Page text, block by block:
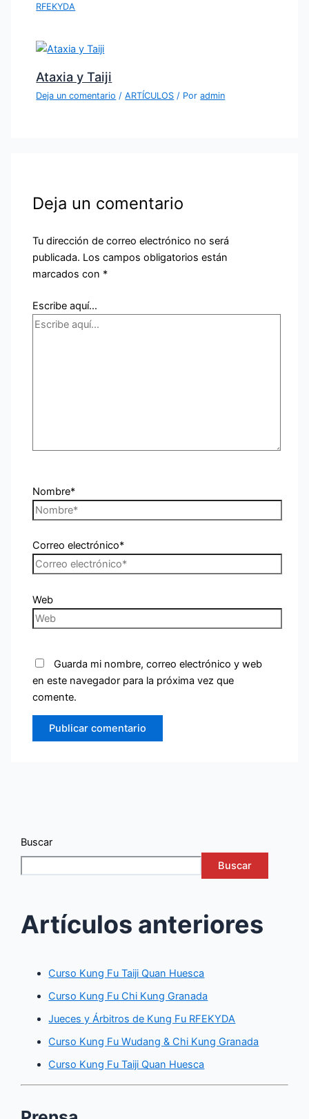
RFEKYDA
Ataxia y Taiji
Deja un comentario /ARTÍCULOS / Poradmin
Deja un comentario
Tu dirección de correo electrónico no será
publicada. Los campos obligatorios están
marcados con *
Escribe aquí...
Nombre*
Correo electrónico*
Web
Guarda mi nombre, correo electrónico y web
en este navegador para la próxima vez que
comente.
Buscar
Buscar
Artículos anteriores
Curso Kung Fu Taiji Quan Huesca
Curso Kung Fu Chi Kung Granada
Jueces y Árbitros de Kung Fu RFEKYDA
Curso Kung Fu Wudang & Chi Kung Granada
Curso Kung Fu Taiji Quan Huesca